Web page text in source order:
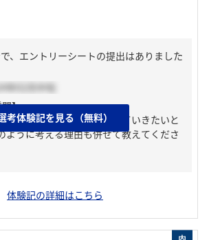
で、エントリーシートの提出はありました
年02月中旬
問】
でどのような価値を提供していきたいと
ように考える理由も併せて教えてくださ
体験記の詳細はこちら
考体験記を見る（無料）